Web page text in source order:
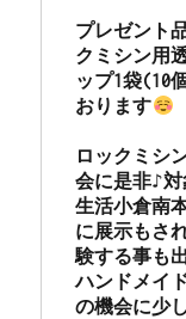
プレゼント
クミシン用
ップ1袋(10
おります
ロックミシ
会に是非♪
生活小倉南
に展示もさ
験する事も
ハンドメイ
の機会に少